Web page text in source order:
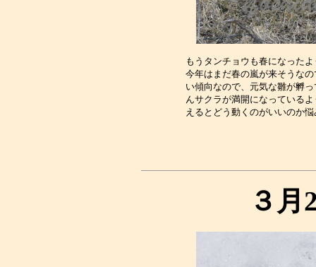
もうタンチョウも春になった
今年はまだ春の嵐が来そうな
い傾向なので、元気な雛が孵
んサクラが満開になっている
３月